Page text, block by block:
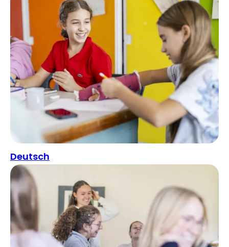
Deutsch